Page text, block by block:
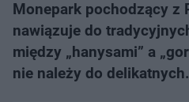
Monepark pochodzący z
nawiązuje do
między „hanysami” a
nie należy do delikatnych.